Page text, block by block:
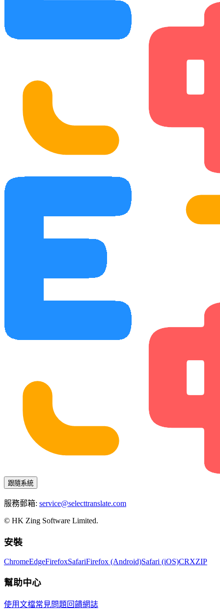
跟隨系統
服務郵箱: service@selecttranslate.com
© HK Zing Software Limited.
安裝
ChromeEdgeFirefoxSafariFirefox (Android)Safari (iOS)CRXZIP
幫助中心
使用文檔常見問題回饋網誌